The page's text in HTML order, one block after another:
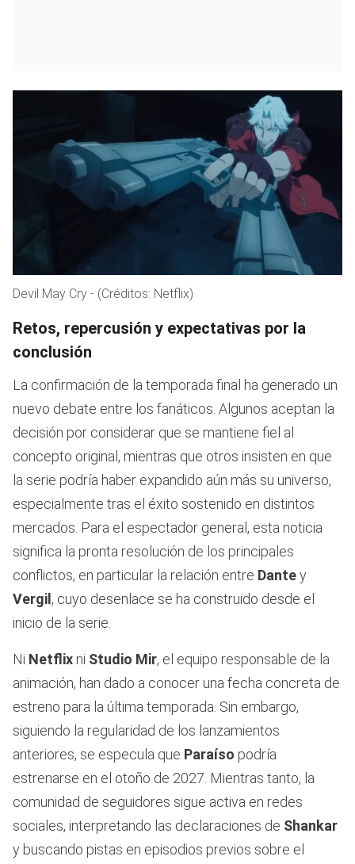
Devil May Cry - (Créditos: Netflix)
Retos, repercusión y expectativas por la
conclusión
La confirmación de la temporada final ha generado un
nuevo debate entre los fanáticos. Algunos aceptan la
decisión por considerar que se mantiene fiel al
concepto original, mientras que otros insisten en que
la serie podría haber expandido aún más su universo,
especialmente tras el éxito sostenido en distintos
mercados. Para el espectador general, esta noticia
significa la pronta resolución de los principales
conflictos, en particular la relación entre Dantey
Vergil , cuyo desenlace se ha construido desde el
inicio de la serie.
Ni Netflix ni Studio Mir, el equipo responsable de la
animación, han dado a conocer una fecha concreta de
estreno para la última temporada. Sin embargo,
siguiendo la regularidad de los lanzamientos
anteriores, se especula que Paraíso podría
estrenarse en el otoño de 2027. Mientras tanto, la
comunidad de seguidores sigue activa en redes
sociales, interpretando las declaraciones de Shankar
y buscando pistas en episodios previos sobre el